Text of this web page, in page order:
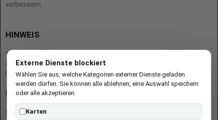
verbessern.
HINWEIS
* = Afilliate-Link (=Werbung)
Als Amazon-Partner verdient der Seitenbetreiber an qualifizierten
Käufen.
Hinweis zu Preisen und Verfügbarkeiten
Sofern Produktpreise und Verfügbarkeiten angezeigt werden,
Externe Dienste blockiert
Wählen Sie aus, welche Kategorien externer Dienste geladen
werden dürfen. Sie können alle ablehnen, eine Auswahl speichern
oder alle akzeptieren.
Karten